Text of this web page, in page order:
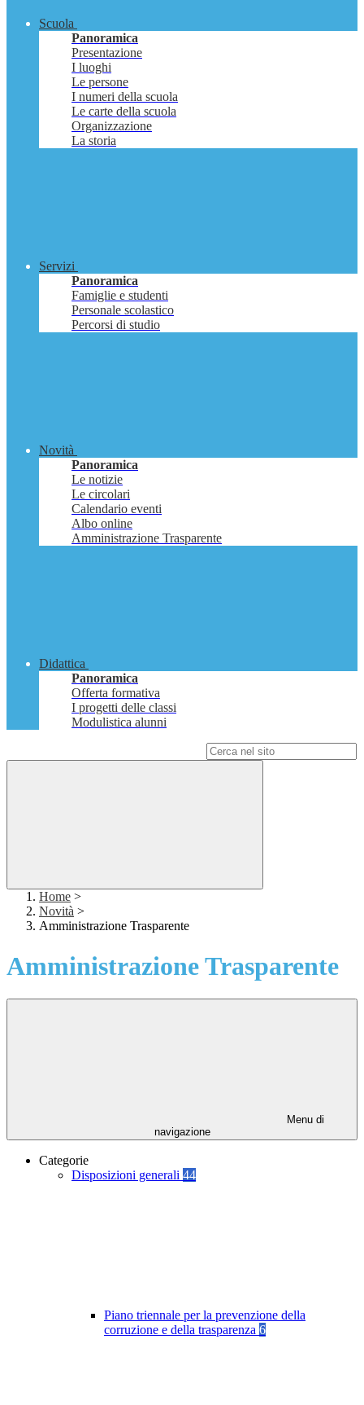
Scuola
Panoramica
Presentazione
I luoghi
Le persone
I numeri della scuola
Le carte della scuola
Organizzazione
La storia
Servizi
Panoramica
Famiglie e studenti
Personale scolastico
Percorsi di studio
Novità
Panoramica
Le notizie
Le circolari
Calendario eventi
Albo online
Amministrazione Trasparente
Didattica
Panoramica
Offerta formativa
I progetti delle classi
Modulistica alunni
Home >
Novità >
Amministrazione Trasparente
Amministrazione Trasparente
Menu di
navigazione
Categorie
Disposizioni generali 44
Piano triennale per la prevenzione della
corruzione e della trasparenza 6